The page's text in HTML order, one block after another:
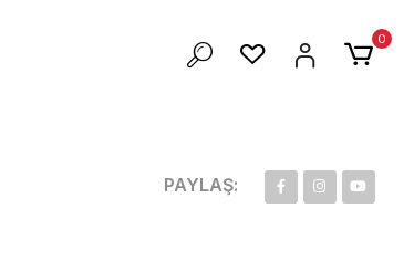
0
PAYLAŞ: